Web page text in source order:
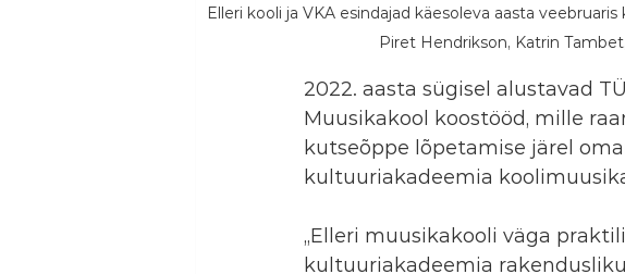
Elleri kooli ja VKA esindajad käesoleva aasta
Piret Hendrikson, Katrin
2022. aasta sügisel alustavad
Muusikakool koostööd, mille
kutseõppe lõpetamise järel
kultuuriakadeemia
„Elleri muusikakooli väga
kultuuriakadeemia